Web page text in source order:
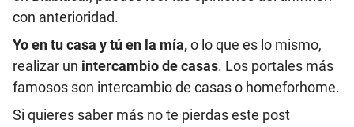
con anterioridad.
Yo en tu casa y tú en la mía,o lo que es lo mismo,
realizar un intercambio de casas. Los portales más
famosos son intercambio de casas o homeforhome.
Si quieres saber más no te pierdas este post